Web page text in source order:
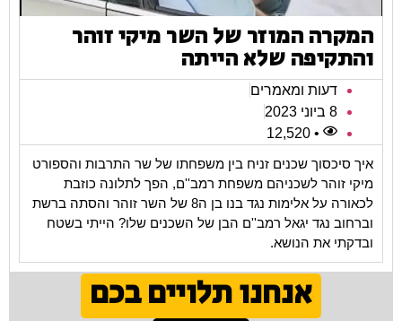
המקרה המוזר של השר מיקי זוהר
והתקיפה שלא הייתה
דעות ומאמרים
8 ביוני 2023
• 12,520
איך סיכסוך שכנים זניח בין משפחתו של שר התרבות והספורט
מיקי זוהר לשכניהם משפחת רמב''ם, הפך לתלונה כוזבת
לכאורה על אלימות נגד בנו בן ה8 של השר זוהר והסתה ברשת
וברחוב נגד יגאל רמב''ם הבן של השכנים שלו? הייתי בשטח
ובדקתי את הנושא.
אנחנו תלויים בכם